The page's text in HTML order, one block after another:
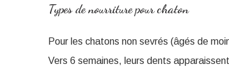
Types de nourriture pour chaton
Pour les chatons non sevrés (âgés de
Vers 6 semaines, leurs dents